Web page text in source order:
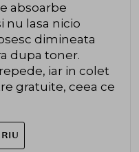
absoarbe
nu lasa nicio
dimineata
dupa toner.
iar in colet
gratuite, ceea ce